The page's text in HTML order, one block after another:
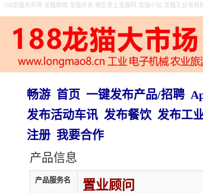
188龙猫大市场 龙猫商城 龙猫外卖 做生意上龙猫网 龙猫小站 龙猫工业电商
畅游 首页 一键发布产品/招聘
发布活动车讯 发布餐饮 发布工
注册 我要合作
产品信息
产品服务名 置业顾问